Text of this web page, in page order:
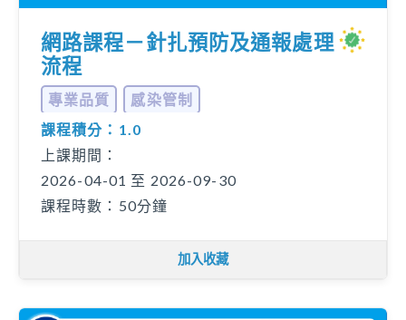
網路課程－針扎預防及通報處理
流程
專業品質
感染管制
課程積分：1.0
上課期間：
2026-04-01 至 2026-09-30
課程時數：50分鐘
加入收藏